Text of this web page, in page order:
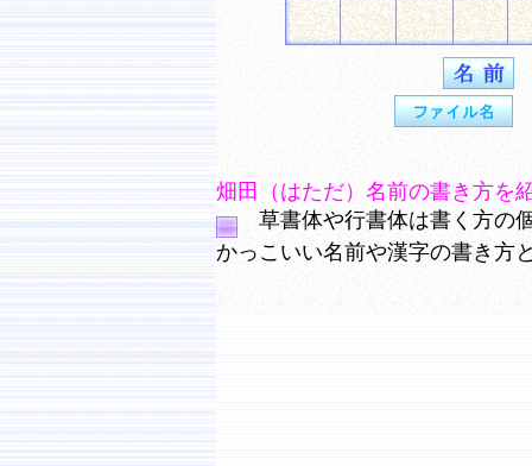
畑田（はただ）名前の書き方を
草書体や行書体は書く方の
かっこいい名前や漢字の書き方